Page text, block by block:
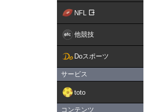
NFL
他競技
Doスポーツ
サービス
toto
コンテンツ